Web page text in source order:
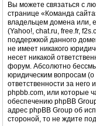
Вы можете связаться с
странице «Команда
владельцем домена или,
(Yahoo!, chat.ru, free.fr,
поддержкой данного
не имеет никакого
несет никакой
форум. Абсолютно
юридическим вопросам
ответственности за него
phpbb.com, или которые
обеспечению phpBB
адрес phpBB Group об
стороной, то не ждите